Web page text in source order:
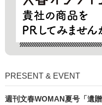
PRESENT & EVENT
週刊文春WOMAN夏号「遺